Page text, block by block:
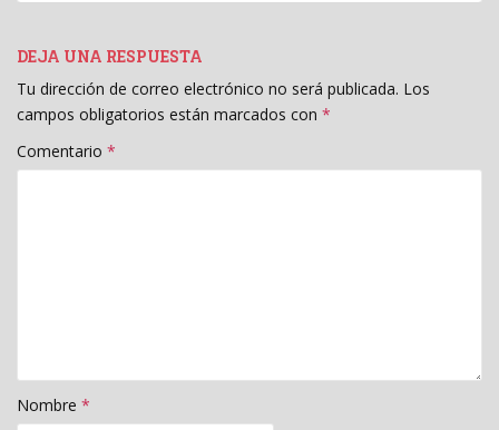
DEJA UNA RESPUESTA
Tu dirección de correo electrónico no será publicada. Los
campos obligatorios están marcados con *
Comentario *
Nombre *